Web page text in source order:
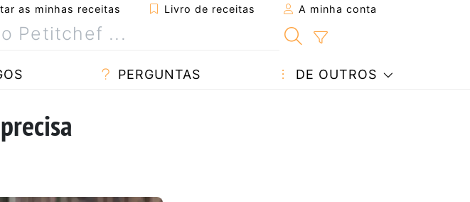
as minhas receitas Livro de receitas A minha conta
PERGUNTAS DE OUTROS